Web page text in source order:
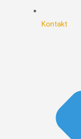
Kontakt